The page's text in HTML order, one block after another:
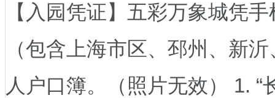
【入园凭证】五彩万象城凭
（包含上海市区、邳州、新
人户口簿。（照片无效） 1.